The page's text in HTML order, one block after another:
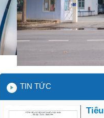
TIN TỨC